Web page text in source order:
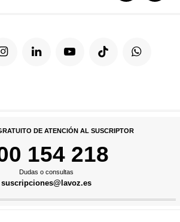
DE ATENCIÓN AL SUSCRIPTOR
154 218
Dudas o consultas
suscripciones@lavoz.es